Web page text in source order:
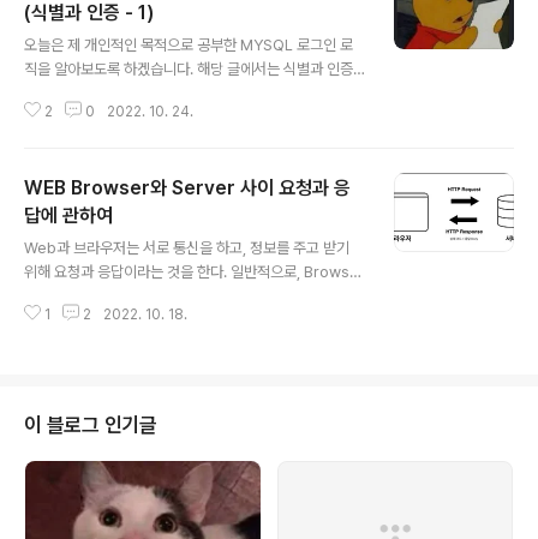
njection이라는 고전 취약점이 아직도 활개를 칠 수 있다.
SQL Injection? 말 그대로 , SQL 삽입 취약점이다. 예를
들어, 웹 페이지에서 사용자의 입력을 SELECT * FROM
members WHERE id='사용자 입력' and pass ='사용
자 입력'; 과 같은 식으로 받아들인다고 가정..
(식별과 인증 - 1)
오늘은 제 개인적인 목적으로 공부한 MYSQL 로그인 로
직을 알아보도록 하겠습니다. 해당 글에서는 식별과 인증
을 알아볼 예정이니, 이에 대해 아는 사람은 뒤로가기를 누
신망에 들어가기 위해 자신의 사용자명과 패스워드를 입력
하는 일 라고 할 수 있다. 웹 페이지에 있어서 로그인이란,
Database에 저장된 유저의 정보를 ID와 PW를 인증하여
가져오는 행위이다. 해당 행위가 웹안에서는 어떤식으로
이루어지는 지 확인해보도록 하자. 해당 페이지는 내가 직
접 제작한 로그인 페이지이다. Username칸에 ID를, Pa
2 0 2022. 10. 24.
WEB Browser와 Server 사이 요청과 응
답에 관하여
Web과 브라우저는 서로 통신을 하고, 정보를 주고 받기
위해 요청과 응답이라는 것을 한다. 일반적으로, Browser
r가 Browser에게 보내는 것을 응답이라고 한다. 그렇다
quest, 서버가 보내는 응답을 Response라고 칭한다. 이
렇게 서로 리퀘스트와 리스폰즈를 주고 받는 것을 HTTP
통신이라고 한다. (서로 보내는 데이터가 암호화 되면 HT
TPS 통신이라고 한다.) HTTP 통신 중 우선 요청, 즉 리퀘
스트(REQUEST)에 대해 먼저 알아보도록 하자. (..
1 2 2022. 10. 18.
이 블로그 인기글